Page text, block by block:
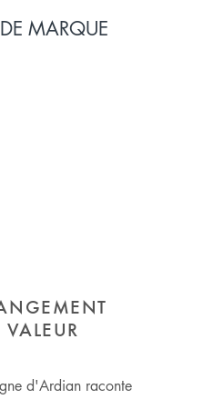
MARQUE
d'Ardian raconte